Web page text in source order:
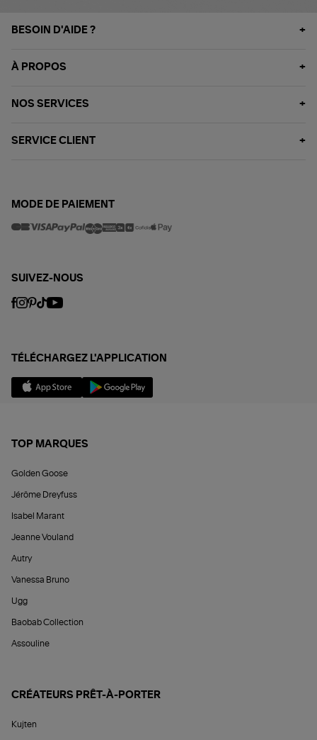
BESOIN D'AIDE ?
À PROPOS
NOS SERVICES
SERVICE CLIENT
MODE DE PAIEMENT
SUIVEZ-NOUS
TÉLÉCHARGEZ L'APPLICATION
TOP MARQUES
Golden Goose
Jérôme Dreyfuss
Isabel Marant
Jeanne Vouland
Autry
Vanessa Bruno
Ugg
Baobab Collection
Assouline
CRÉATEURS PRÊT-À-PORTER
Kujten